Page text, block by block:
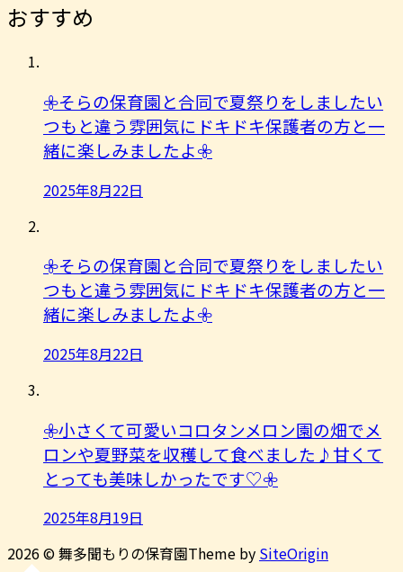
おすすめ
𖧷そらの保育園と合同で夏祭りをしましたい
つもと違う雰囲気にドキドキ保護者の方と一
緒に楽しみましたよ︎𖧷
2025年8月22日
𖧷そらの保育園と合同で夏祭りをしましたい
つもと違う雰囲気にドキドキ保護者の方と一
緒に楽しみましたよ︎𖧷
2025年8月22日
𖧷小さくて可愛いコロタンメロン園の畑でメ
ロンや夏野菜を収穫して食べました♪甘くて
とっても美味しかったです♡𖧷
2025年8月19日
2026 © 舞多聞もりの保育園Theme by SiteOrigin